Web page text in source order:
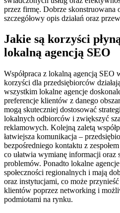
przez firmę. Dobrze skonstruowana
szczegółowy opis działań oraz
Jakie są korzyści
lokalną agencją SEO
Współpraca z lokalną agencją SEO
korzyści dla przedsiębiorców
wszystkim lokalne agencje
preferencje klientów z danego
mogą skuteczniej dostosować
lokalnych odbiorców i zwiększyć
reklamowych. Kolejną zaletą
łatwiejsza komunikacja –
bezpośredniego kontaktu z
co ułatwia wymianę informacji oraz
problemów. Ponadto lokalne
społeczności regionalnych i mają
oraz instytucjami, co może
klientów poprzez networking i
podmiotami na rynku.